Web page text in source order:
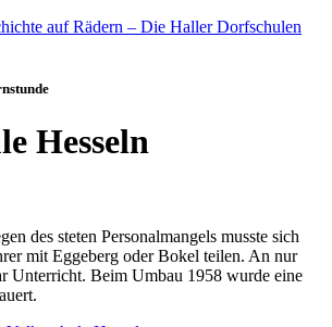
auf Rädern – Die Haller Dorfschulen
Hesseln
des steten Personalmangels musste sich
mit Eggeberg oder Bokel teilen. An nur
Unterricht. Beim Umbau 1958 wurde eine